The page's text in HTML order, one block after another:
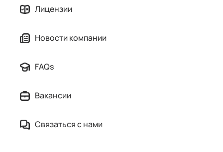
Лицензии
Новости компании
FAQs
Вакансии
Связаться с нами